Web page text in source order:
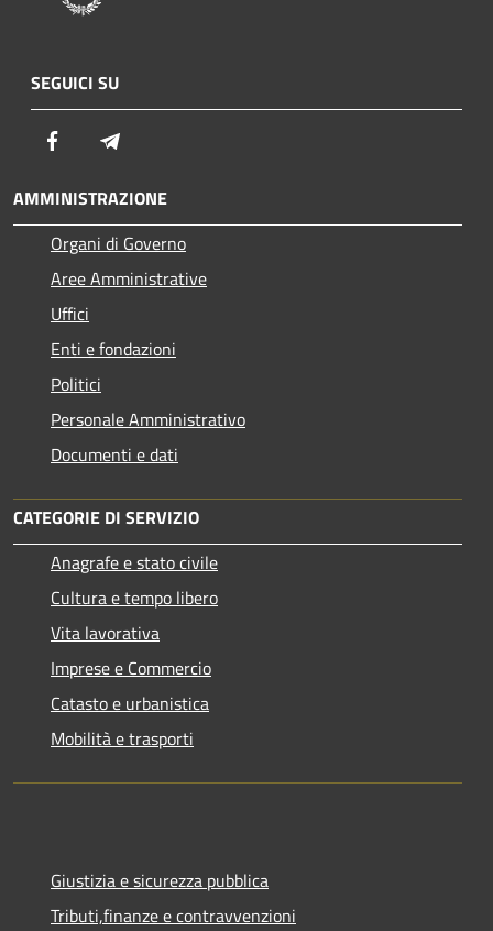
SEGUICI SU
Facebook
AMMINISTRAZIONE
Organi di Governo
Aree Amministrative
Uffici
Enti e fondazioni
Politici
Personale Amministrativo
Documenti e dati
CATEGORIE DI SERVIZIO
Anagrafe e stato civile
Cultura e tempo libero
Vita lavorativa
Imprese e Commercio
Catasto e urbanistica
Mobilità e trasporti
Giustizia e sicurezza pubblica
Tributi,finanze e contravvenzioni